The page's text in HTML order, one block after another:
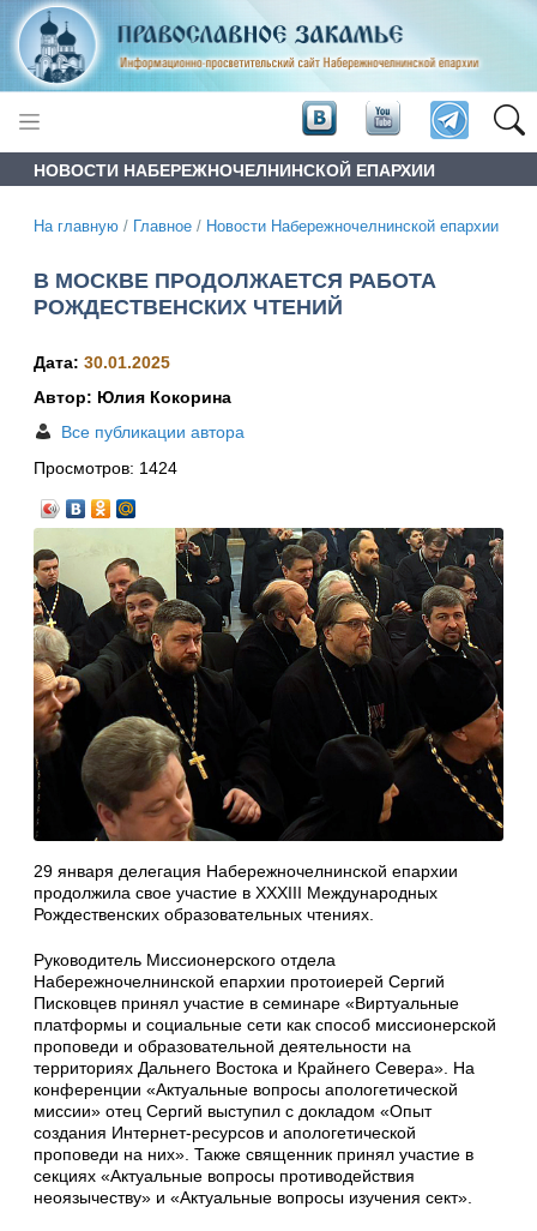
НОВОСТИ НАБЕРЕЖНОЧЕЛНИНСКОЙ ЕПАРХИИ
На главную / Главное / Новости Набережночелнинской епархии
В МОСКВЕ ПРОДОЛЖАЕТСЯ РАБОТА
РОЖДЕСТВЕНСКИХ ЧТЕНИЙ
Дата: 30.01.2025
Автор: Юлия Кокорина
Все публикации автора
Просмотров: 1424
29 января делегация Набережночелнинской епархии
продолжила свое участие в XXXIII Международных
Рождественских образовательных чтениях.
Руководитель Миссионерского отдела
Набережночелнинской епархии протоиерей Сергий
Писковцев принял участие в семинаре «Виртуальные
платформы и социальные сети как способ миссионерской
проповеди и образовательной деятельности на
территориях Дальнего Востока и Крайнего Севера». На
конференции «Актуальные вопросы апологетической
миссии» отец Сергий выступил с докладом «Опыт
создания Интернет-ресурсов и апологетической
проповеди на них». Также священник принял участие в
секциях «Актуальные вопросы противодействия
неоязычеству» и «Актуальные вопросы изучения сект».